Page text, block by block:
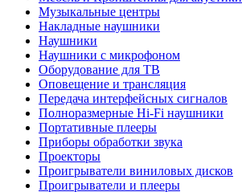
Музыкальные центры
Накладные наушники
Наушники
Наушники с микрофоном
Оборудование для ТВ
Оповещение и трансляция
Передача интерфейсных сигналов
Полноразмерные Hi-Fi наушники
Портативные плееры
Приборы обработки звука
Проекторы
Проигрыватели виниловых дисков
Проигрыватели и плееры